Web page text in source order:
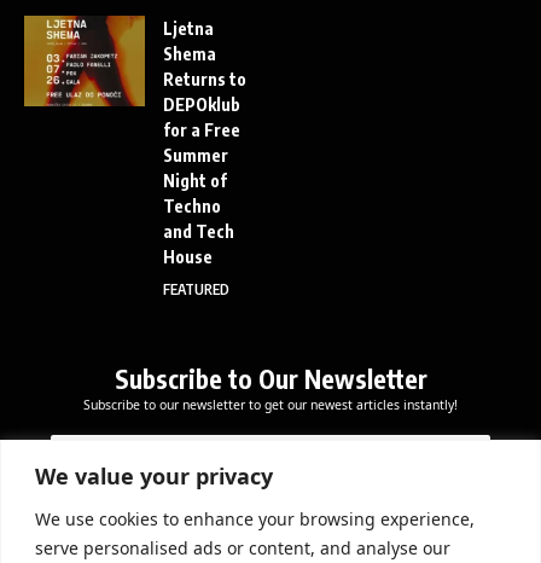
We value your privacy
We use cookies to enhance your browsing experience,
serve personalised ads or content, and analyse our
Ljetna
Shema
Returns to
DEPOklub
for a Free
Summer
Night of
Techno
and Tech
House
FEATURED
Subscribe to Our Newsletter
Subscribe to our newsletter to get our newest articles instantly!
a
l
a
l
*
E
m
a
i
Subscribe Now